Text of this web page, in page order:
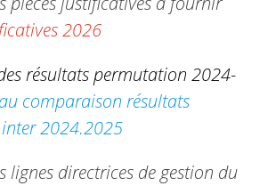
2026
résultats permutation 2024-
comparaison résultats
2024.2025
lignes directrices de gestion du